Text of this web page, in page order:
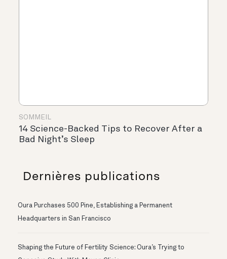
SOMMEIL
14 Science-Backed Tips to Recover After a
Bad Night’s Sleep
Dernières publications
Oura Purchases 500 Pine, Establishing a Permanent
Headquarters in San Francisco
Shaping the Future of Fertility Science: Oura’s Trying to